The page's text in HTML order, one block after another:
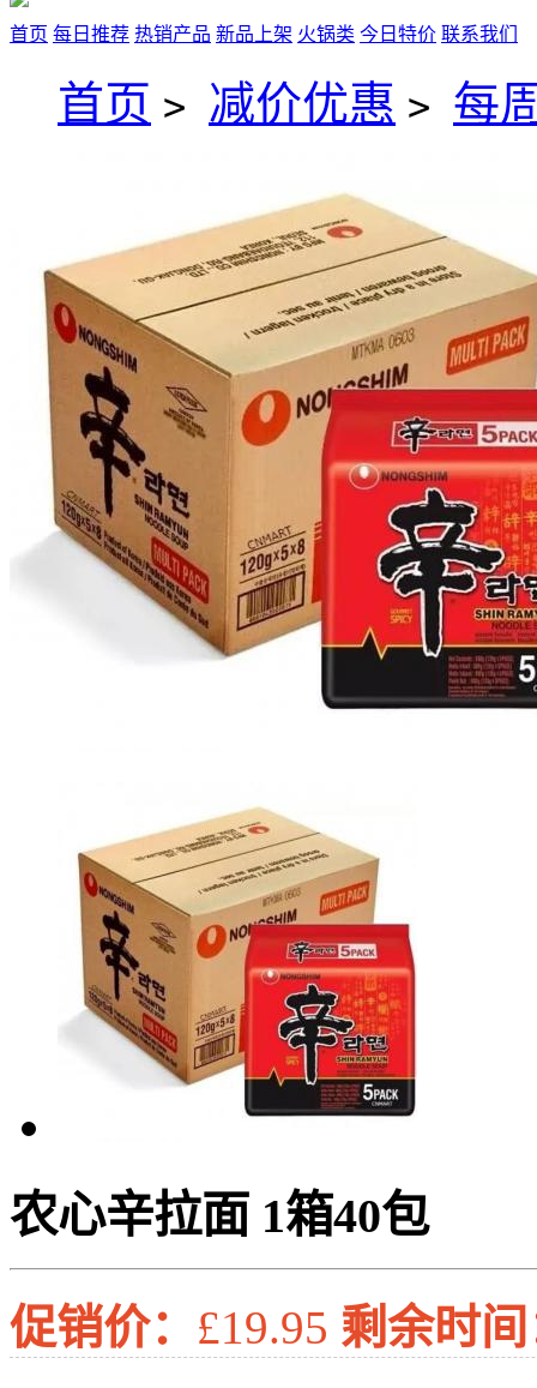
首页 每日推荐 热销产品 新品上架 火锅类 今日特价 联系我们
首页 > 减价优惠 > 每
农心辛拉面 1箱40包
促销价： £19.95 剩余时